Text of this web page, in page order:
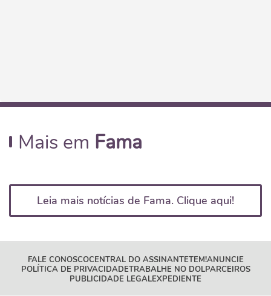
Mais em Fama
Leia mais notícias de Fama. Clique aqui!
FALE CONOSCOCENTRAL DO ASSINANTETEM!ANUNCIE
POLÍTICA DE PRIVACIDADETRABALHE NO DOLPARCEIROS
PUBLICIDADE LEGALEXPEDIENTE